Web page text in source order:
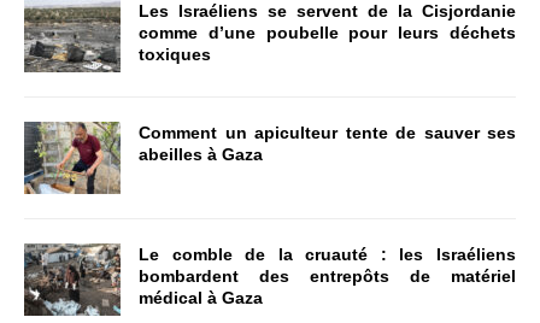
Les Israéliens se servent de la Cisjordanie
comme d’une poubelle pour leurs déchets
toxiques
Comment un apiculteur tente de sauver ses
abeilles à Gaza
Le comble de la cruauté : les Israéliens
bombardent des entrepôts de matériel
médical à Gaza